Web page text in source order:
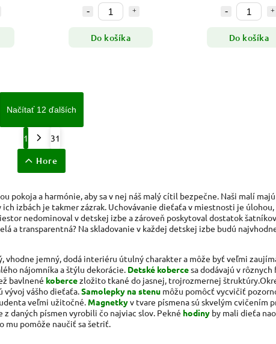
Do košíka Do košíka
Načítať 12 ďalších
1 31
Hore
pokoja a harmónie, aby sa v nej náš malý cítil bezpečne. Naši malí
izbách je takmer zázrak. Uchovávanie dieťaťa v miestnosti je úlohou,
nedominoval v detskej izbe a zároveň poskytoval dostatok
a transparentná? Na skladovanie v každej detskej izbe budú
vhodne jemný, dodá interiéru útulný charakter a môže byť veľmi
nájomníka a štýlu dekorácie. Detské kobercesa dodávajú v rôznych
bavlnené kobercezložito tkané do jasnej, trojrozmernej štruktúry.
vývoj vášho dieťaťa.Samolepky na stenu môžu pomôcť vycvičiť
veľmi užitočné. Magnetkyv tvare písmena sú skvelým cvičením
daných písmen vyrobili čo najviac slov. Pekné hodiny by mali dieťa
mu pomôže naučiť sa šetriť.